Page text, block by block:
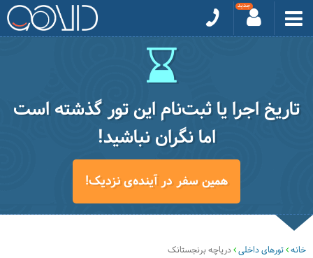
تاریخ اجرا یا ثبت‌نام این تور گذشته است
اما نگران نباشید!
همین سفر در آینده‌ی نزدیک!
خانه تورهای داخلی دریاچه برنجستانک